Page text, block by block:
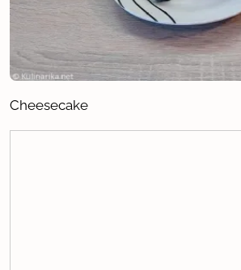
Cheesecake